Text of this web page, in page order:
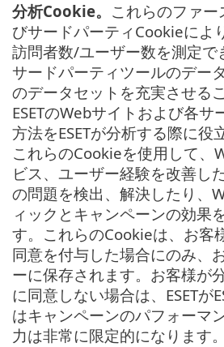
分析Cookie。 これらのファー
びサードパーティCookieによ
訪問者数/ユーザー数を測定で
サードパーティツールのデー
のデータセットを充実させる
ESETのWebサイトおよび各サ
方法をESETが分析する際に役
これらのCookieを使用して、
ビス、ユーザー経験を改善し
の問題を検出、解決したり、
ィックとキャンペーンの効果
す。これらのCookieは、お客
同意を付与した場合にのみ、
ーに保存されます。お客様が
に同意しない場合は、ESETが
はキャンペーンのパフォーマ
力は非常に限定的になります。